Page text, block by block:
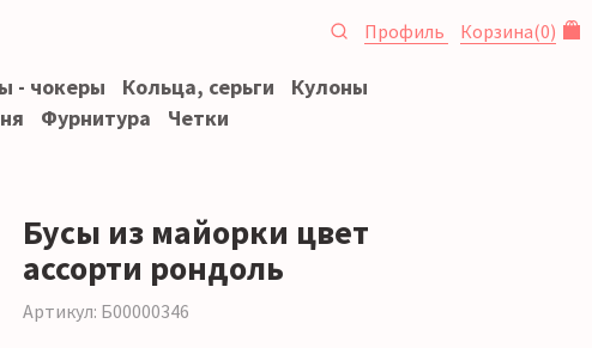
Профиль Корзина(0)
- чокеры Кольца, серьги
Кулоны
Фурнитура Четки
Бусы из майорки цвет
ассорти рондоль
Артикул: Б00000346